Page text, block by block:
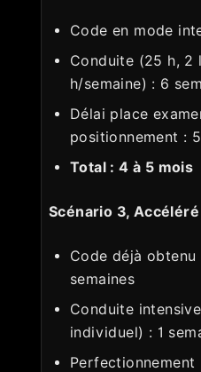
Code en mode
Conduite (25 h, 2
h/semaine) : 6
Délai place
positionnement :
Total : 4 à 5 mois
Scénario 3, Accéléré
Code déjà
semaines
Conduite
individuel) : 1
Perfectionnement